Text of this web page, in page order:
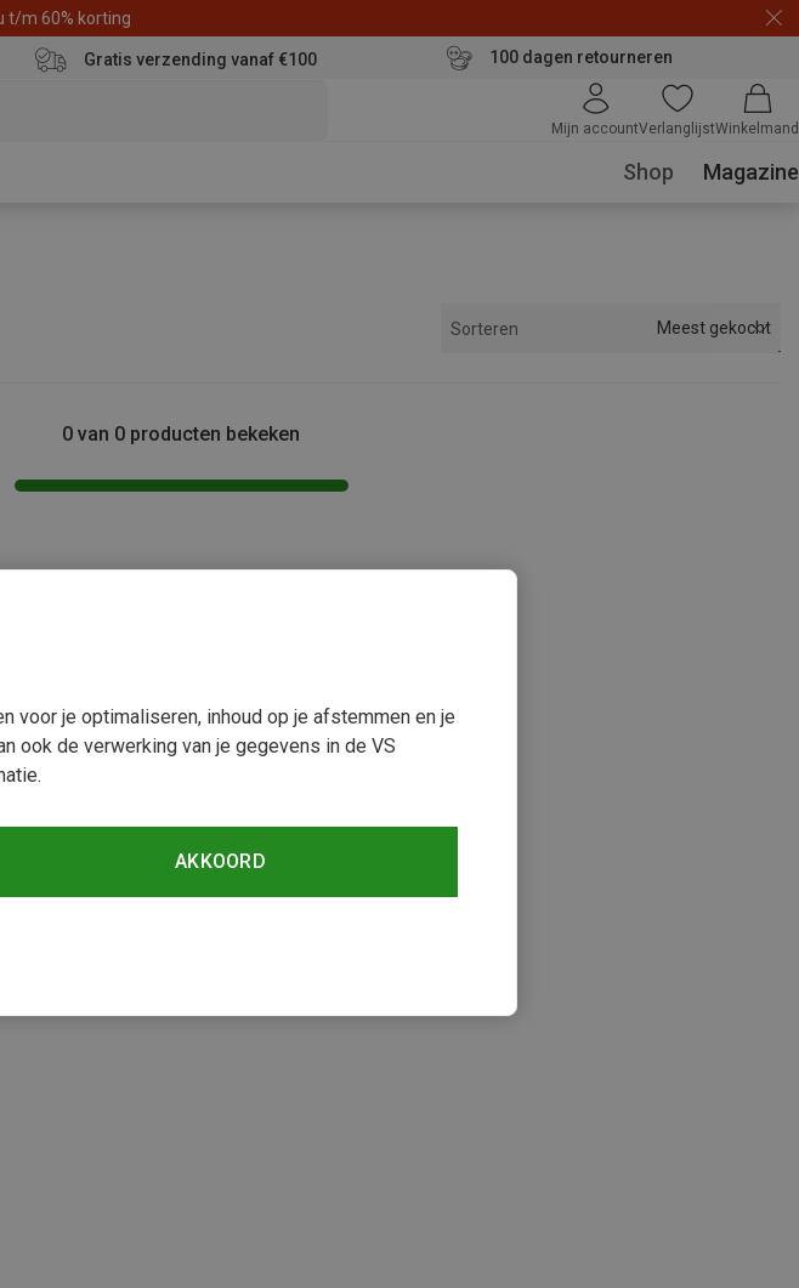
t/m 60% korting
Gratis verzending vanaf €100 100 dagen retourneren
Mijn accountVerlanglijstWinkelmand
Shop Magazine
Sorteren Meest gekocht
0 van 0 producten bekeken
voor je optimaliseren, inhoud op je afstemmen en je
ook de verwerking van je gegevens in de VS
AKKOORD